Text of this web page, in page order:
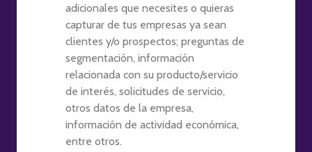
adicionales que necesites o quieras
capturar de tus empresas ya sean
clientes y/o prospectos; preguntas de
segmentación, información
relacionada con su producto/servicio
de interés, solicitudes de servicio,
otros datos de la empresa,
información de actividad económica,
entre otros.